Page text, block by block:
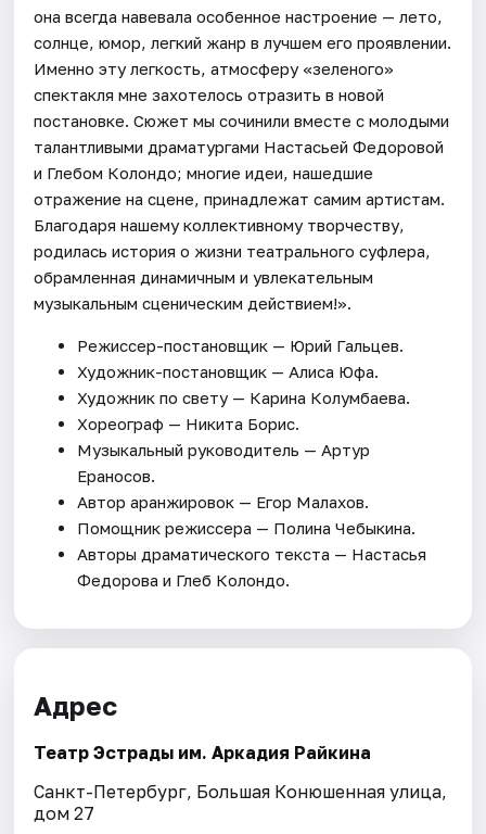
она всегда навевала особенное настроение — лето,
солнце, юмор, легкий жанр в лучшем его проявлении.
Именно эту легкость, атмосферу «зеленого»
спектакля мне захотелось отразить в новой
постановке. Сюжет мы сочинили вместе с молодыми
талантливыми драматургами Настасьей Федоровой
и Глебом Колондо; многие идеи, нашедшие
отражение на сцене, принадлежат самим артистам.
Благодаря нашему коллективному творчеству,
родилась история о жизни театрального суфлера,
обрамленная динамичным и увлекательным
музыкальным сценическим действием!».
Режиссер-постановщик — Юрий Гальцев.
Художник-постановщик — Алиса Юфа.
Художник по свету — Карина Колумбаева.
Хореограф — Никита Борис.
Музыкальный руководитель — Артур
Ераносов.
Автор аранжировок — Егор Малахов.
Помощник режиссера — Полина Чебыкина.
Авторы драматического текста — Настасья
Федорова и Глеб Колондо.
Адрес
Театр Эстрады им. Аркадия Райкина
Санкт-Петербург, Большая Конюшенная улица,
дом 27